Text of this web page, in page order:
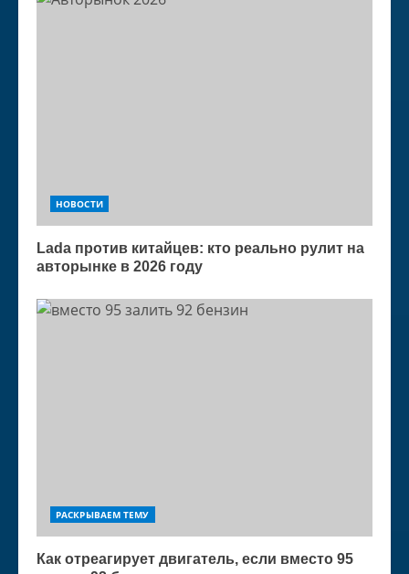
НОВОСТИ
Lada против китайцев: кто реально рулит на
авторынке в 2026 году
РАСКРЫВАЕМ ТЕМУ
Как отреагирует двигатель, если вместо 95